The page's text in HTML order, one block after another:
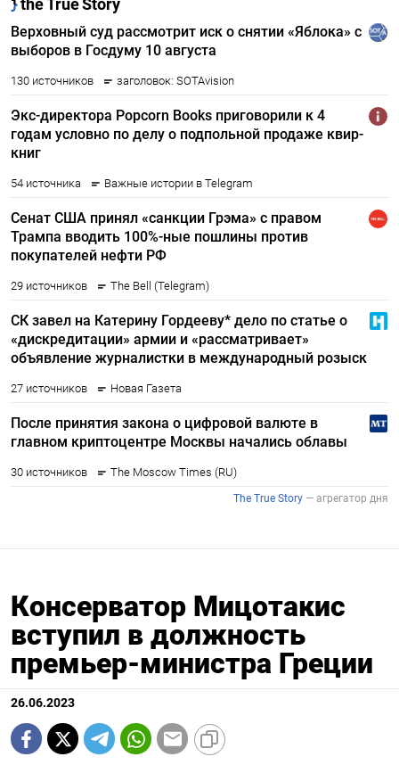
Консерватор Мицотакис
вступил в должность
премьер-министра Греции
26.06.2023